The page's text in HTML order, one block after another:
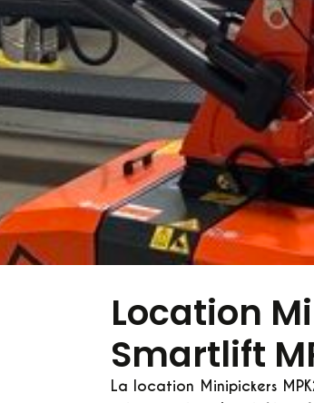
Location
Smartlift
La location Minipickers